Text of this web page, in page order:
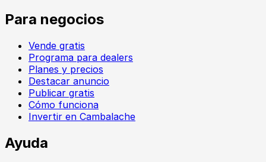
Para negocios
Vende gratis
Programa para dealers
Planes y precios
Destacar anuncio
Publicar gratis
Cómo funciona
Invertir en Cambalache
Ayuda